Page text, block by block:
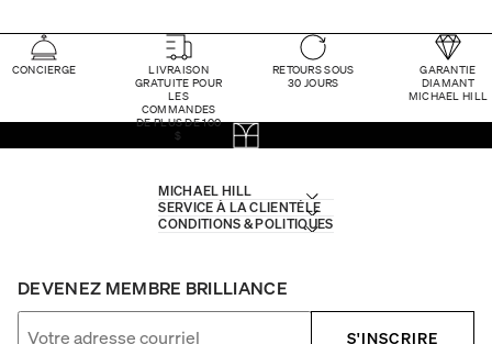
CONCIERGE
LIVRAISON
GRATUITE POUR
LES
COMMANDES
DE PLUS DE 100
$
RETOURS SOUS
30 JOURS
GARANTIE
DIAMANT
MICHAEL HILL
MICHAEL HILL
SERVICE À LA CLIENTÈLE
CONDITIONS & POLITIQUES
DEVENEZ MEMBRE BRILLIANCE
S'INSCRIRE